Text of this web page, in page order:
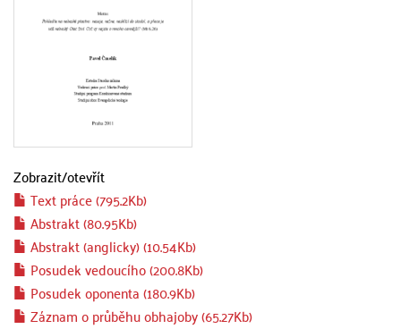
Zobrazit/otevřít
Text práce (795.2Kb)
Abstrakt (80.95Kb)
Abstrakt (anglicky) (10.54Kb)
Posudek vedoucího (200.8Kb)
Posudek oponenta (180.9Kb)
Záznam o průběhu obhajoby (65.27Kb)